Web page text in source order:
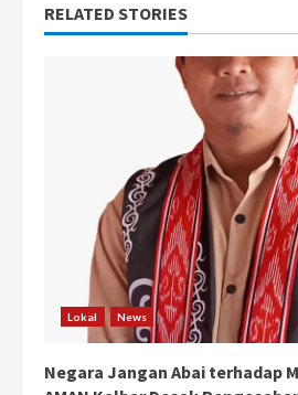
u
RELATED STORIES
Lokal News
Negara Jangan Abai terhadap